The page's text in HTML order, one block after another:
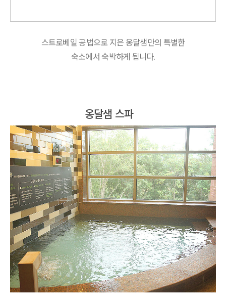
스트로베일 공법으로 지은 옹달샘만의 특별한
숙소에서 숙박하게 됩니다.
옹달샘 스파